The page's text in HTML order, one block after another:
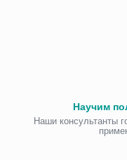
Научим
Наши консультанты